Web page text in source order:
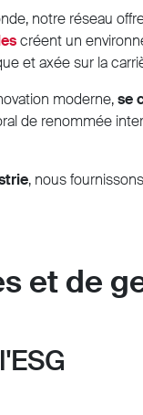
notre réseau
créent un
et axée sur la
moderne,se
de renommée
, nous
et de